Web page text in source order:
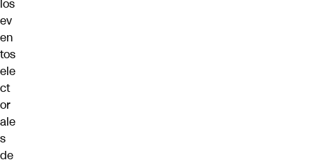
los
ev
en
tos
ele
ct
or
ale
s
de